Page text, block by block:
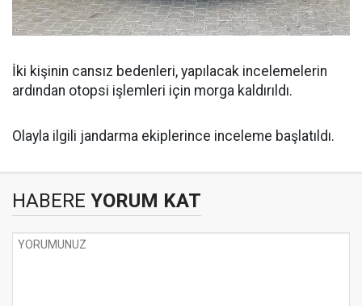
İki kişinin cansız bedenleri, yapılacak incelemelerin
ardından otopsi işlemleri için morga kaldırıldı.
Olayla ilgili jandarma ekiplerince inceleme başlatıldı.
HABERE YORUM KAT